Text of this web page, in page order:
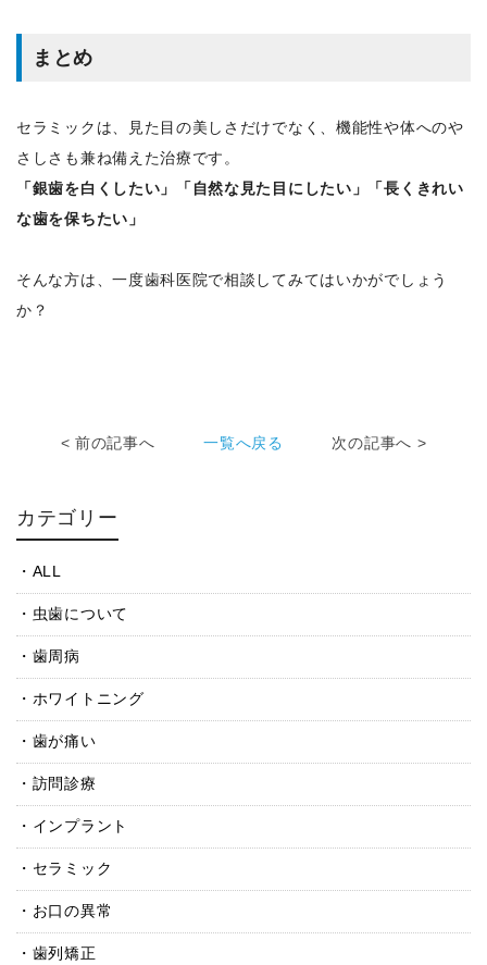
まとめ
セラミックは、見た目の美しさだけでなく、機能性や体へのや
さしさも兼ね備えた治療です。
「銀歯を白くしたい」「自然な見た目にしたい」「長くきれい
な歯を保ちたい」
そんな方は、一度歯科医院で相談してみてはいかがでしょう
か？
< 前の記事へ 一覧へ戻る 次の記事へ >
カテゴリー
ALL
虫歯について
歯周病
ホワイトニング
歯が痛い
訪問診療
インプラント
セラミック
お口の異常
歯列矯正